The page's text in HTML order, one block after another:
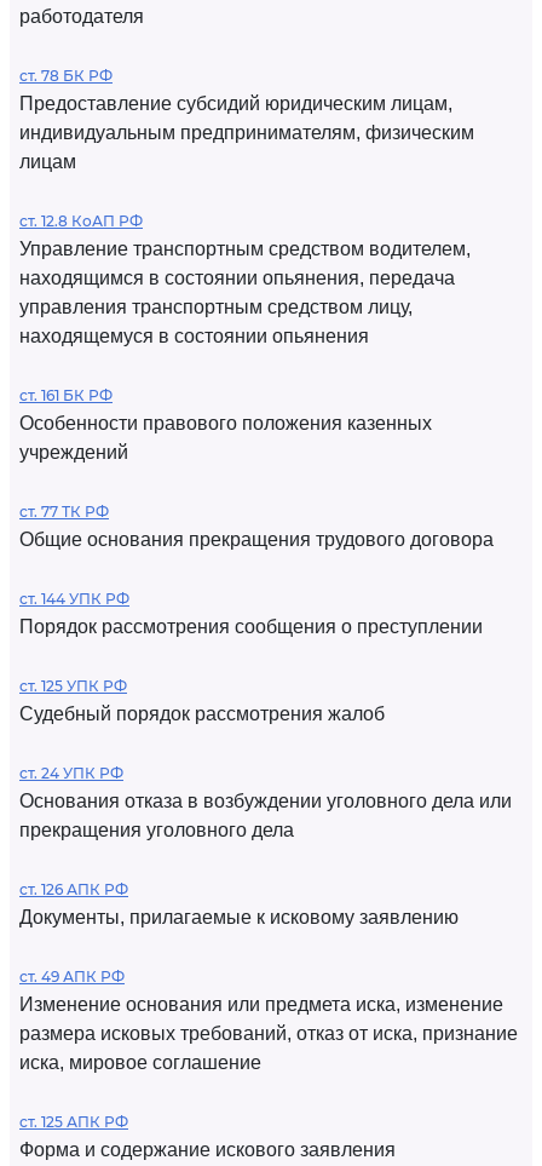
работодателя
ст. 78 БК РФ
Предоставление субсидий юридическим лицам,
индивидуальным предпринимателям, физическим
лицам
ст. 12.8 КоАП РФ
Управление транспортным средством водителем,
находящимся в состоянии опьянения, передача
управления транспортным средством лицу,
находящемуся в состоянии опьянения
ст. 161 БК РФ
Особенности правового положения казенных
учреждений
ст. 77 ТК РФ
Общие основания прекращения трудового договора
ст. 144 УПК РФ
Порядок рассмотрения сообщения о преступлении
ст. 125 УПК РФ
Судебный порядок рассмотрения жалоб
ст. 24 УПК РФ
Основания отказа в возбуждении уголовного дела или
прекращения уголовного дела
ст. 126 АПК РФ
Документы, прилагаемые к исковому заявлению
ст. 49 АПК РФ
Изменение основания или предмета иска, изменение
размера исковых требований, отказ от иска, признание
иска, мировое соглашение
ст. 125 АПК РФ
Форма и содержание искового заявления